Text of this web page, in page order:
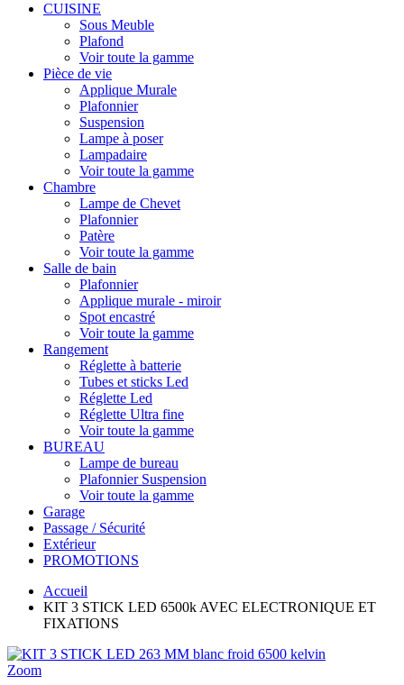
CUISINE
Sous Meuble
Plafond
Voir toute la gamme
Pièce de vie
Applique Murale
Plafonnier
Suspension
Lampe à poser
Lampadaire
Voir toute la gamme
Chambre
Lampe de Chevet
Plafonnier
Patère
Voir toute la gamme
Salle de bain
Plafonnier
Applique murale - miroir
Spot encastré
Voir toute la gamme
Rangement
Réglette à batterie
Tubes et sticks Led
Réglette Led
Réglette Ultra fine
Voir toute la gamme
BUREAU
Lampe de bureau
Plafonnier Suspension
Voir toute la gamme
Garage
Passage / Sécurité
Extérieur
PROMOTIONS
Accueil
KIT 3 STICK LED 6500k AVEC ELECTRONIQUE ET
FIXATIONS
Zoom